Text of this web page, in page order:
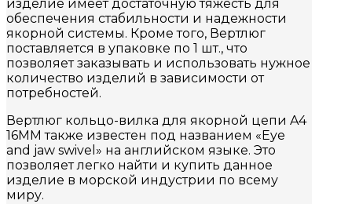
изделие имеет достаточную тяжесть для
обеспечения стабильности и надежности
якорной системы. Кроме того, Вертлюг
поставляется в упаковке по 1 шт., что
позволяет заказывать и использовать нужное
количество изделий в зависимости от
потребностей.
Вертлюг кольцо-вилка для якорной цепи A4
16MM также известен под названием «Eye
and jaw swivel» на английском языке. Это
позволяет легко найти и купить данное
изделие в морской индустрии по всему
миру.